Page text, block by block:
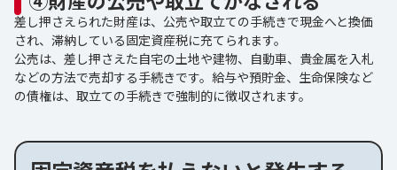
差し押さえられた財産は、公売や取立ての手続きで現金へと換価
され、滞納している固定資産税に充てられます。
公売は、差し押さえた自宅の土地や建物、自動車、貴金属を入札
などの方法で売却する手続きです。給与や預貯金、生命保険など
の債権は、取立ての手続きで強制的に徴収されます。